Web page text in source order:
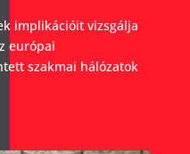
implikációit vizsgálja
európai
szakmai hálózatok